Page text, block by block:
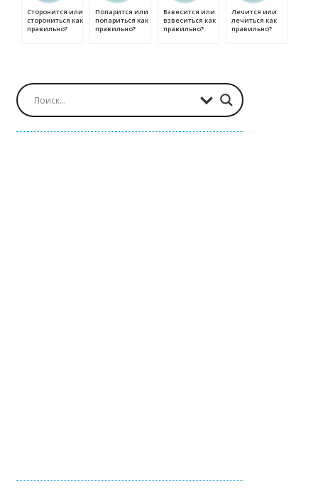
Сторонится или
сторониться как
правильно?
Попарится или
попариться как
правильно?
Взвесится или
взвеситься как
правильно?
Лечится или
лечиться как
правильно?